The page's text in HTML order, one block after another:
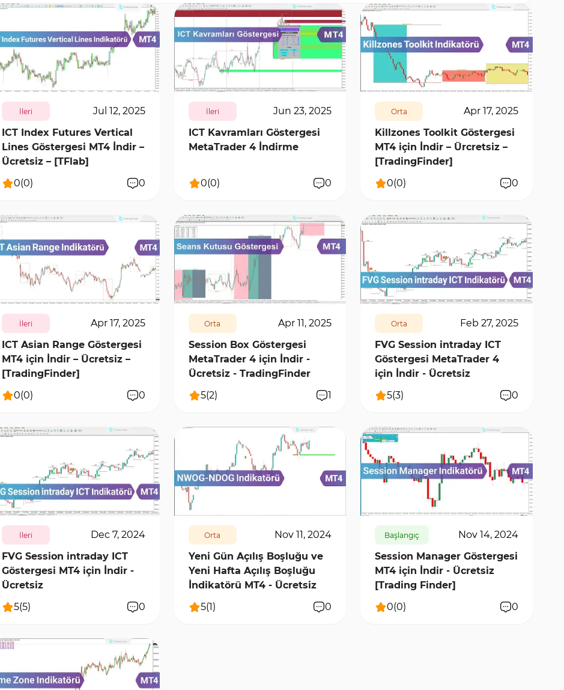
216 6610 0
İleri
Jul 12, 2025
ICT Index Futures Vertical
Lines Göstergesi MT4 İndir –
Ücretsiz – [TFlab]
0(0) 0
2393 29214 0
İleri
Jun 23, 2025
ICT Kavramları Göstergesi
MetaTrader 4 İndirme
0(0) 0
1597
Orta
Apr 17, 2025
Killzones Toolkit Göstergesi
MT4 için İndir – Ürcretsiz –
[TradingFinder]
0(0) 0
754 6076 0
İleri
Apr 17, 2025
ICT Asian Range Göstergesi
MT4 için İndir – Ücretsiz –
[TradingFinder]
0(0) 0
3269 6988
Orta
Apr 11, 2025
Session Box Göstergesi
MetaTrader 4 için İndir -
Ücretsiz - TradingFinder
5(2) 1
571 7113 1
Orta
Feb 27, 2025
FVG Session intraday ICT
Göstergesi MetaTrader 4
için İndir - Ücretsiz
5(3) 0
785 7133 1
İleri
Dec 7, 2024
FVG Session intraday ICT
Göstergesi MT4 için İndir -
Ücretsiz
5(5) 0
622
Orta
Nov 11, 2024
Yeni Gün Açılış Boşluğu ve
Yeni Hafta Açılış Boşluğu
İndikatörü MT4 - Ücretsiz
5(1 ) 0
Başlangıç
Nov 14, 2024
Session Manager Göstergesi
MT4 için İndir - Ücretsiz
[Trading Finder]
0(0) 0